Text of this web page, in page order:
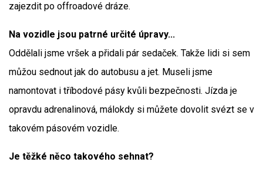
zajezdit po offroadové dráze.
Na vozidle jsou patrné určité úpravy...
Oddělali jsme vršek a přidali pár sedaček. Takže lidi si sem
můžou sednout jak do autobusu a jet. Museli jsme
namontovat i tříbodové pásy kvůli bezpečnosti. Jízda je
opravdu adrenalinová, málokdy si můžete dovolit svézt se v
takovém pásovém vozidle.
Je těžké něco takového sehnat?